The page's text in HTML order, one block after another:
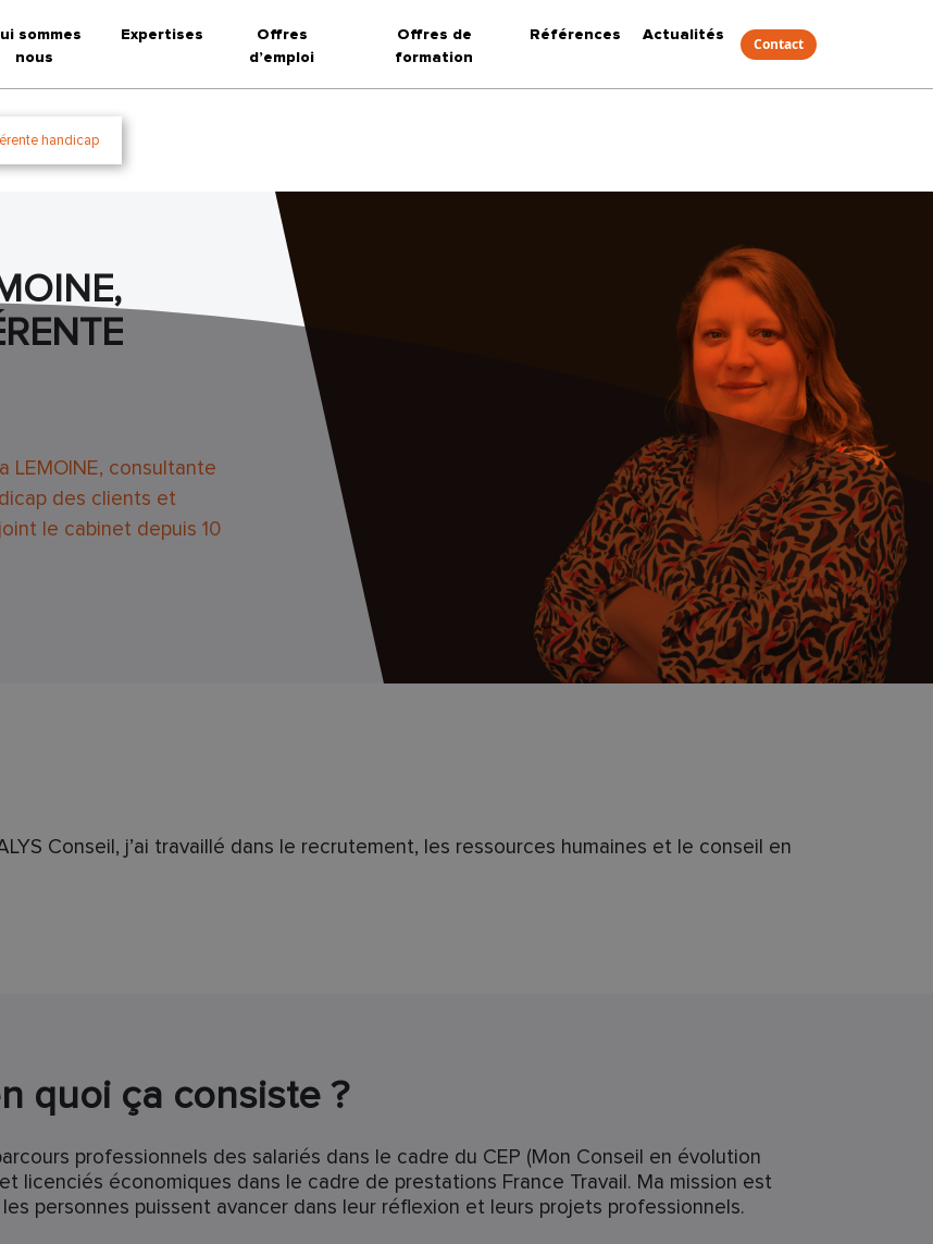
sommes
nous
Expertises
Offres
d’emploi
Offres de
formation
Références Actualités
Contact
handicap
LEMOINE, consultante
des clients et
le cabinet depuis 10
Conseil, j’ai travaillé dans le recrutement, les ressources humaines et le conseil en
quoi ça consiste ?
professionnels des salariés dans le cadre du CEP (Mon Conseil en évolution
licenciés économiques dans le cadre de prestations France Travail. Ma mission est
personnes puissent avancer dans leur réflexion et leurs projets professionnels.